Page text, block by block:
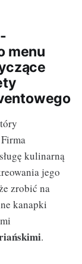
menu
kulinarną
jego
zrobić na
kanapki
.